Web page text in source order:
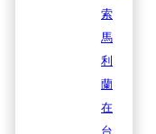
索
馬
利
蘭
在
台